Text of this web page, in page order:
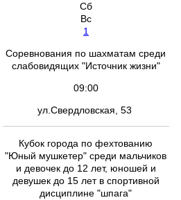
Сб
Вс
1
Соревнования по шахматам среди
слабовидящих "Источник жизни"
09:00
ул.Свердловская, 53
Кубок города по фехтованию
"Юный мушкетер" среди мальчиков
и девочек до 12 лет, юношей и
девушек до 15 лет в спортивной
дисциплине "шпага"